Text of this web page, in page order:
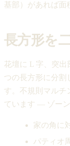
基部）があれば面
長方形を
花壇に L 字、突
つの長方形に分割
す。不規則マルチ
ています — ゾー
家の角に
パティオ